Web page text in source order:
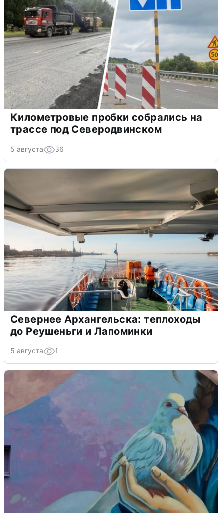
Километровые пробки собрались на
трассе под Северодвинском
5 августа 36
Севернее Архангельска: теплоходы
до Реушеньги и Лапоминки
5 августа 1